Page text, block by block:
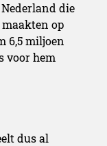
die
op
6,5 miljoen
voor hem
dus al